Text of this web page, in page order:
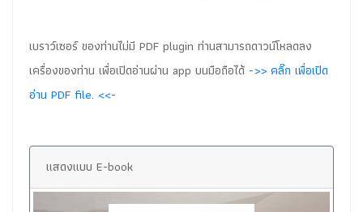
เบราว์เซอร์ ของท่านไม่มี PDF plugin ท่านสามารถดาวน์โหลดลง
เครื่องของท่าน เพื่อเปิดอ่านผ่าน app บนมือถือได้ ->> คลิ๊ก เพื่อเปิด
อ่าน PDF file. <<-
แสดงแบบ E-book